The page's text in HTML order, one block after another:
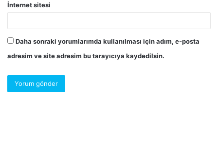
İnternet sitesi
Daha sonraki yorumlarımda kullanılması için adım, e-posta
adresim ve site adresim bu tarayıcıya kaydedilsin.